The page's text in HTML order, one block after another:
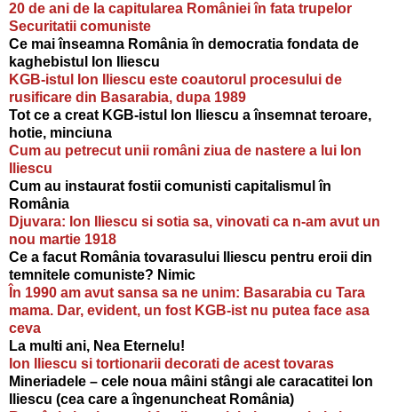
20 de ani de la capitularea României în fata trupelor
Securitatii comuniste
Ce mai înseamna România în democratia fondata de
kaghebistul Ion Iliescu
KGB-istul Ion Iliescu este coautorul procesului de
rusificare din Basarabia, dupa 1989
Tot ce a creat KGB-istul Ion Iliescu a însemnat teroare,
hotie, minciuna
Cum au petrecut unii români ziua de nastere a lui Ion
Iliescu
Cum au instaurat fostii comunisti capitalismul în
România
Djuvara: Ion Iliescu si sotia sa, vinovati ca n-am avut un
nou martie 1918
Ce a facut România tovarasului Iliescu pentru eroii din
temnitele comuniste? Nimic
În 1990 am avut sansa sa ne unim: Basarabia cu Tara
mama. Dar, evident, un fost KGB-ist nu putea face asa
ceva
La multi ani, Nea Eternelu!
Ion Iliescu si tortionarii decorati de acest tovaras
Mineriadele – cele noua mâini stângi ale caracatitei Ion
Iliescu (cea care a îngenuncheat România)